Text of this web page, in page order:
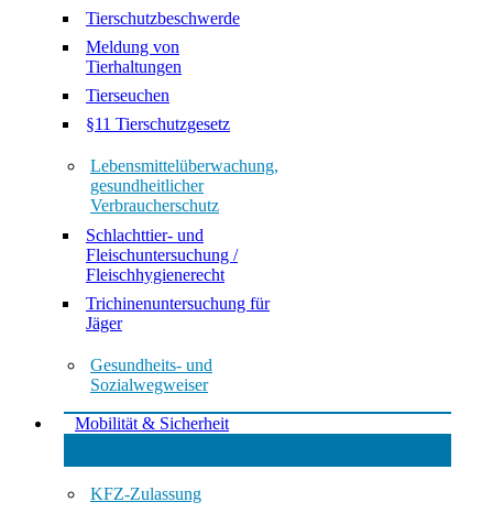
Tierschutzbeschwerde
Meldung von
Tierhaltungen
Tierseuchen
§11 Tierschutzgesetz
Lebensmittelüberwachung,
gesundheitlicher
Verbraucherschutz
Schlachttier- und
Fleischuntersuchung /
Fleischhygienerecht
Trichinenuntersuchung für
Jäger
Gesundheits- und
Sozialwegweiser
Mobilität & Sicherheit
KFZ-Zulassung